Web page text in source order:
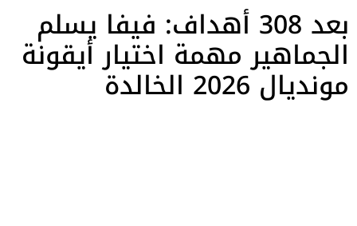
بعد 308 أهداف: فيفا يسلم
الجماهير مهمة اختيار أيقونة
مونديال 2026 الخالدة